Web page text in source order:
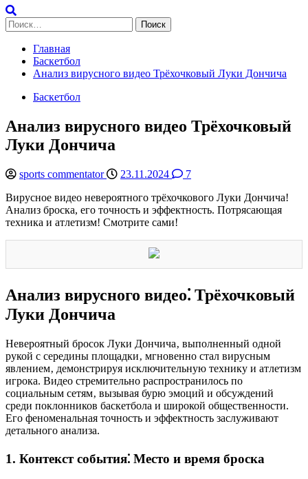
Найти:
Главная
Баскетбол
Анализ вирусного видео Трёхочковый Луки Дончича
Баскетбол
Анализ вирусного видео Трёхочковый
Луки Дончича
sports commentator 23.11.2024
7
Вирусное видео невероятного трёхочкового Луки Дончича!
Анализ броска, его точность и эффектность. Потрясающая
техника и атлетизм! Смотрите сами!
Анализ вирусного видео⁚ Трёхочковый
Луки Дончича
Невероятный бросок Луки Дончича‚ выполненный одной
рукой с середины площадки‚ мгновенно стал вирусным
явлением‚ демонстрируя исключительную технику и атлетизм
игрока. Видео стремительно распространилось по
социальным сетям‚ вызывая бурю эмоций и обсуждений
среди поклонников баскетбола и широкой общественности.
Его феноменальная точность и эффектность заслуживают
детального анализа.
1. Контекст события⁚ Место и время броска